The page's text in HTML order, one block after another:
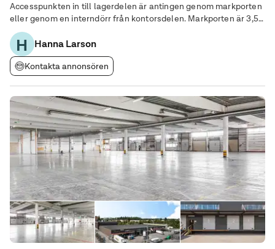
Accesspunkten in till lagerdelen är antingen genom markporten
eller genom en interndörr från kontorsdelen. Markporten är 3,5
meter hög och 3,4 meter i bredd. Lagerlokalen har en fin
rektangulär utformning som gör det
H Hanna Larson
Kontakta annonsören